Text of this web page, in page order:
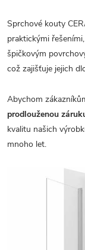
Sprchové kouty
praktickými
špičkovým
což zajišťuje jejich
Abychom
prodlouženou
kvalitu našich
mnoho let.